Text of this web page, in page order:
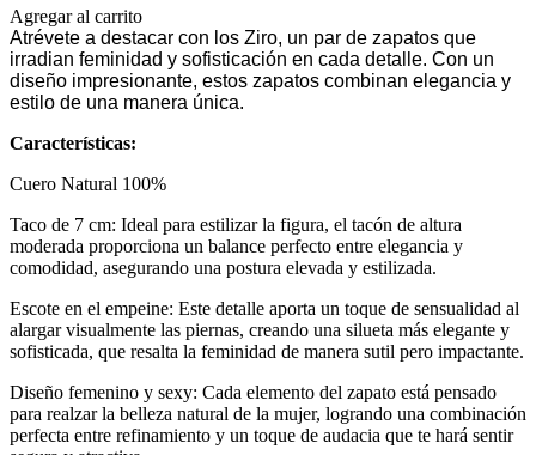
Agregar al carrito
Atrévete a destacar con los Ziro, un par de zapatos que
irradian feminidad y sofisticación en cada detalle. Con un
diseño impresionante, estos zapatos combinan elegancia y
estilo de una manera única.
Características:
Cuero Natural 100%
Taco de 7 cm: Ideal para estilizar la figura, el tacón de altura
moderada proporciona un balance perfecto entre elegancia y
comodidad, asegurando una postura elevada y estilizada.
Escote en el empeine: Este detalle aporta un toque de sensualidad al
alargar visualmente las piernas, creando una silueta más elegante y
sofisticada, que resalta la feminidad de manera sutil pero impactante.
Diseño femenino y sexy: Cada elemento del zapato está pensado
para realzar la belleza natural de la mujer, logrando una combinación
perfecta entre refinamiento y un toque de audacia que te hará sentir